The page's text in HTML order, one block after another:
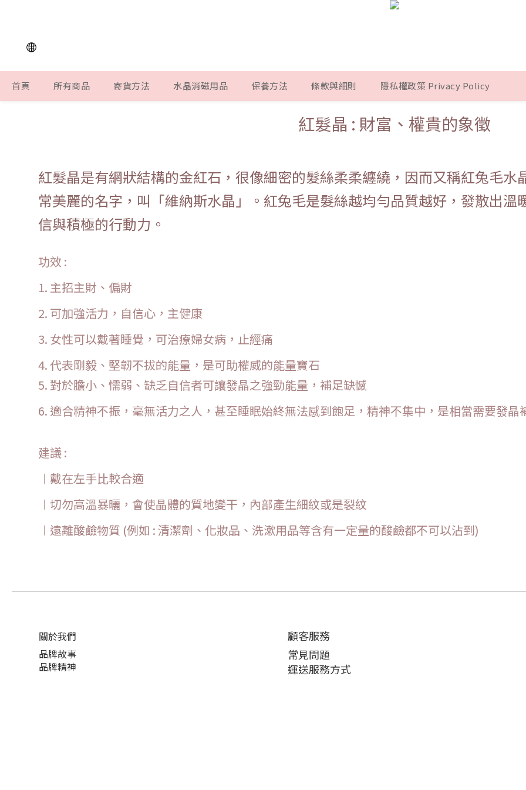
首頁 所有商品 寄貨方法 水晶消磁用品 保養方法 條款與細則 隱私權政策 Privacy Policy
紅髮晶 : 財富、權貴的象徵
紅髮晶是有網狀結構的金紅石，很像細密的髮絲柔柔纏繞，因而又稱紅兔毛
常美麗的名字，叫「維納斯水晶」。紅兔毛是髮絲越均勻品質越好，發散出
信與積極的行動力。
功效 :
1. 主招主財、偏財
2. 可加強活力，自信心，主健康
3. 女性可以戴著睡覺，可治療婦女病，止經痛
4. 代表剛毅、堅韌不拔的能量，是可助權威的能量寶石
5. 對於膽小、懦弱、缺乏自信者可讓發晶之強勁能量，補足缺憾
6. 適合精神不振，毫無活力之人，甚至睡眠始終無法感到飽足，精神不集中，是相當需要發晶
建議 :
︱戴在左手比較合適
︱切勿高溫暴曬，會使晶體的質地變干，內部產生細紋或是裂紋
︱遠離酸鹼物質 (例如 : 清潔劑、化妝品、洗漱用品等含有一定量的酸鹼都不可以沾到)
關於我們
品牌故事
品牌精神
顧客服務
常見問題
運送服務方式